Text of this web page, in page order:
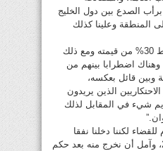
برأب الصدع بين دول الخليج
المنطقة وعلينا كذلك
وأضاف: “انخفض سعر النفط 30% من قيمته ومع ذلك
اضطرابا بينهم من
قائل بعكسه،
الذين يريدون
شيء في المقابل لذلك
لكننا دخلنا نفقا
مظلما منذ حكم 20-6-2012، وآمل أن نخرج منه بعد حكم